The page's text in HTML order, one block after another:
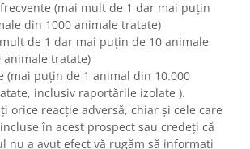
(mai mult de 1 dar mai puțin
din 1000 animale tratate)
de 1 dar mai puțin de 10 animale
animale tratate)
(mai puțin de 1 animal din 10.000
inclusiv raportările izolate ).
orice reacție adversă, chiar și cele care
în acest prospect sau credeți că
nu a avut efect vă rugăm să informați